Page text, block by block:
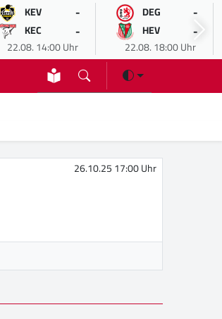
KEV -
KEC -
22.08. 14:00 Uhr
DEG -
HEV -
22.08. 18:00 Uhr
26.10.25 17:00 Uhr